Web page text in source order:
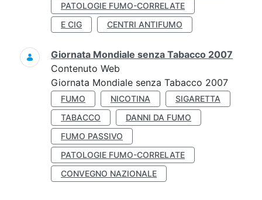
PATOLOGIE FUMO-CORRELATE
E CIG
CENTRI ANTIFUMO
Giornata Mondiale senza Tabacco 2007
Contenuto Web
Giornata Mondiale senza Tabacco 2007
FUMO NICOTINA
SIGARETTA
TABACCO
DANNI DA FUMO
FUMO PASSIVO
PATOLOGIE FUMO-CORRELATE
CONVEGNO NAZIONALE